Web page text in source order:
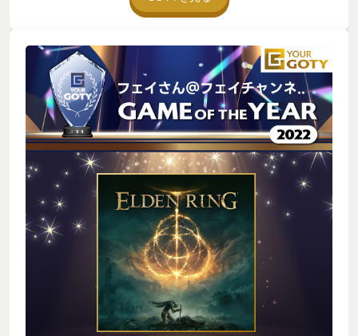
地。無茶苦茶広く、ミステリアスで、ワクワクする、美しい世
配置されたマップデザインも素晴らしいです。 そしてもうひと
つの魅力としてはやはり冒険の面白さでしょうか。このゲーム
は雰囲気が不気味で、かつ敵もかなり強く、常に緊張感があり
ます。だからこそ、先に進むか、戻るかといったプレイヤーの
選択が重くなります。しかしその重い選択が楽しい。自分が冒
険している感覚を強くしていると思います。 どう進むか、どう
キャラクターを育成するか…無数の選択による冒険の楽しさを
オープンワールドに高難易度をくっつけることで実現していた
のは見事でした。 もちろんソウルシリーズ伝統の、ボスを死闘
の末に倒した達成感も健在です。 今年はやっぱりエルデンリン
グの年でした。未来のゲーマーから「2022年はELDEN RINGが
発売された年」と言われるようになってもおかしくないと思い
ます。 ...ここまで書いておいてなんですが、まだ私はクリアし
ていません。 圧倒的なボリュームにやられてしばらく休憩を挟
んでいました。本家GOTYを受賞したのを見て再開したのです
が、ストーリーも抽象的かつ大筋はシンプル（王になる）なの
でどこでやめても、また再開してもあまり問題がないというと
ころも良い部分かもしれません笑 年の瀬にまた夢中にさせてく
れたという意味でもやはりこれ。 2023年も引き続きクリアま